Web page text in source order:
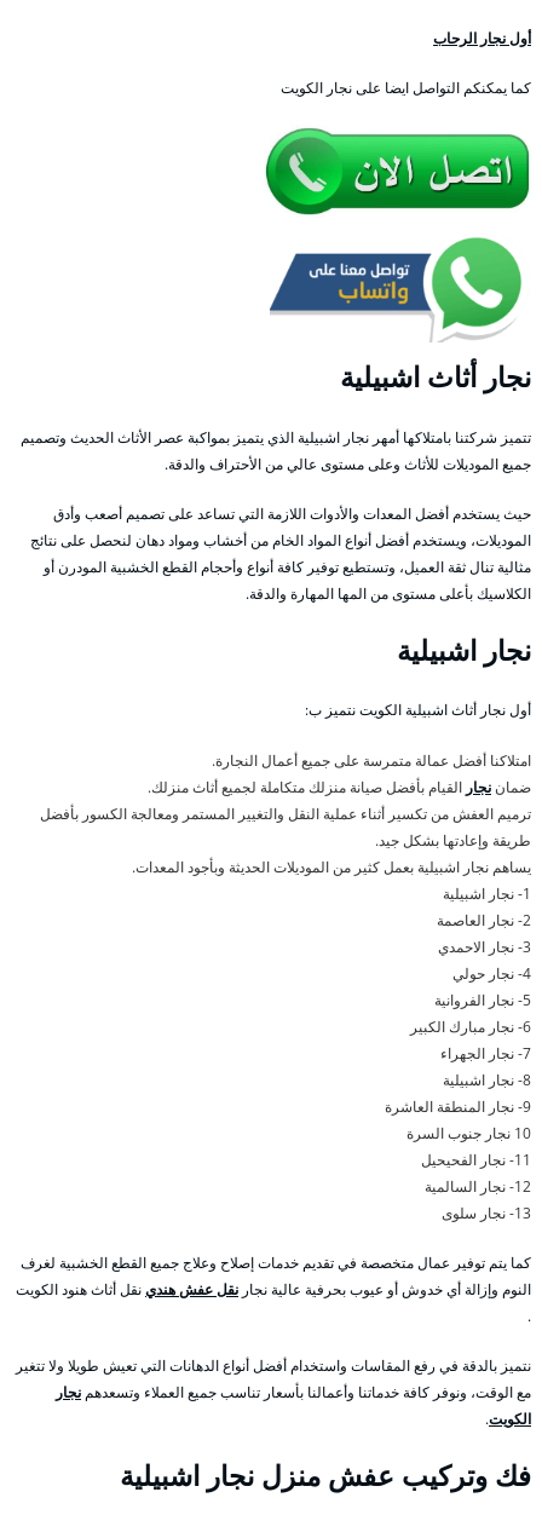
أول نجار الرحاب
كما يمكنكم التواصل ايضا على نجار الكويت
نجار أثاث اشبيلية
تتميز شركتنا بامتلاكها أمهر نجار اشبيلية الذي يتميز بمواكبة عصر الأثاث الحديث وتصميم
جميع الموديلات للأثاث وعلى مستوى عالي من الأحتراف والدقة.
حيث يستخدم أفضل المعدات والأدوات اللازمة التي تساعد على تصميم أصعب وأدق
الموديلات، ويستخدم أفضل أنواع المواد الخام من أخشاب ومواد دهان لنحصل على نتائج
مثالية تنال ثقة العميل، وتستطيع توفير كافة أنواع وأحجام القطع الخشبية المودرن أو
الكلاسيك بأعلى مستوى من المها المهارة والدقة.
نجار اشبيلية
أول نجار أثاث اشبيلية الكويت نتميز ب:
امتلاكنا أفضل عمالة متمرسة على جميع أعمال النجارة.
ضمان نجار القيام بأفضل صيانة منزلك متكاملة لجميع أثاث منزلك.
ترميم العفش من تكسير أثناء عملية النقل والتغيير المستمر ومعالجة الكسور بأفضل
طريقة وإعادتها بشكل جيد.
يساهم نجار اشبيلية بعمل كثير من الموديلات الحديثة وبأجود المعدات.
1- نجار اشبيلية
2- نجار العاصمة
3- نجار الاحمدي
4- نجار حولي
5- نجار الفروانية
6- نجار مبارك الكبير
7- نجار الجهراء
8- نجار اشبيلية
9- نجار المنطقة العاشرة
10 نجار جنوب السرة
11- نجار الفحيحيل
12- نجار السالمية
13- نجار سلوى
كما يتم توفير عمال متخصصة في تقديم خدمات إصلاح وعلاج جميع القطع الخشبية لغرف
النوم وإزالة أي خدوش أو عيوب بحرفية عالية نجار نقل عفش هندينقل أثاث هنود الكويت
.
نتميز بالدقة في رفع المقاسات واستخدام أفضل أنواع الدهانات التي تعيش طويلا ولا تتغير
مع الوقت، ونوفر كافة خدماتنا وأعمالنا بأسعار تناسب جميع العملاء وتسعدهم نجار
الكويت.
فك وتركيب عفش منزل نجار اشبيلية